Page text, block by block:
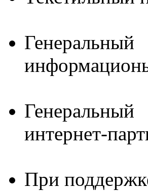
Генеральный
Генеральный
интернет-
При